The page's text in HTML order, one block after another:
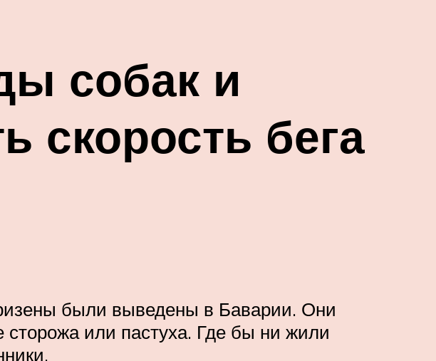
собак и
скорость бега
были выведены в Баварии. Они
или пастуха. Где бы ни жили